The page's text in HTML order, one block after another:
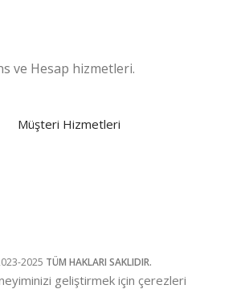
ve Hesap hizmetleri.
Müşteri Hizmetleri
2025 TÜM HAKLARI SAKLIDIR.
geliştirmek için çerezleri